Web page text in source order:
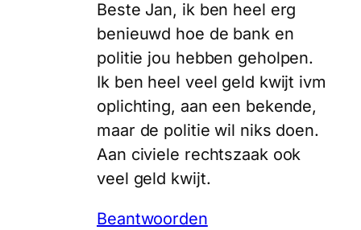
Beste Jan, ik ben heel erg
benieuwd hoe de bank en
politie jou hebben geholpen.
Ik ben heel veel geld kwijt ivm
oplichting, aan een bekende,
maar de politie wil niks doen.
Aan civiele rechtszaak ook
veel geld kwijt.
Beantwoorden